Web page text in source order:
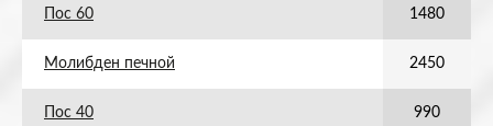
Пос 60 1480
Молибден печной 2450
Пос 40 990